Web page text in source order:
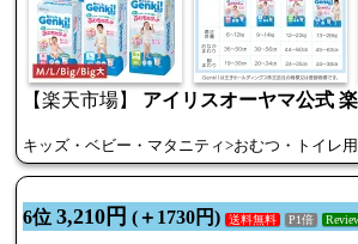
【楽天市場】 アイリスオーヤマ公式
キッズ・ベビー・マタニティ>おむつ・トイレ
6位 3,210円 (＋1730円) 送料無料 P1倍